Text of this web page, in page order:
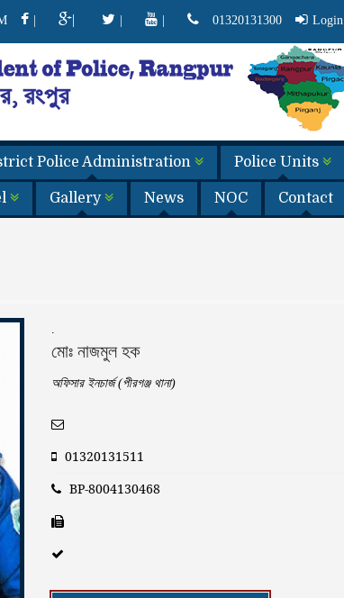
| 01320131300 Login
Police Administration Police Units
Gallery News NOC Contact
মোঃ নাজমুল হক
অফিসার ইনচার্জ (পীরগঞ্জ থানা)
01320131511
BP-8004130468